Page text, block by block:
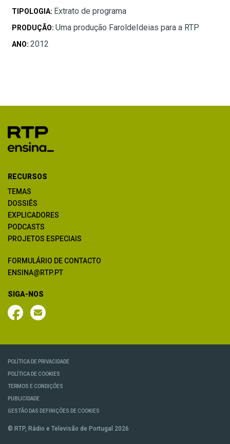
TIPOLOGIA: Extrato de programa
PRODUÇÃO: Uma produção FaroldeIdeias para a RTP
ANO: 2012
RECURSOS
TEMAS
DOSSIÊS
EXPLICADORES
PODCASTS
PROJETOS ESPECIAIS
FORMULÁRIO DE CONTACTO
ENSINA@RTP.PT
SIGA-NOS
POLÍTICA DE PRIVACIDADE
POLÍTICA DE COOKIES
TERMOS E CONDIÇÕES
PUBLICIDADE
GESTÃO DAS DEFINIÇÕES DE COOKIES
© RTP, Rádio e Televisão de Portugal 2026